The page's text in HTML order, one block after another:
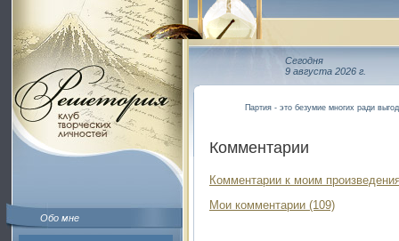
Обо мне
Сегодня
9 августа 2026 г.
Партия - это безумие многих ради
Комментарии
Комментарии к моим
Мои комментарии (109)